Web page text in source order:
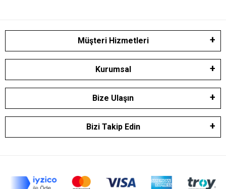
Müşteri Hizmetleri
Kurumsal
Bize Ulaşın
Bizi Takip Edin